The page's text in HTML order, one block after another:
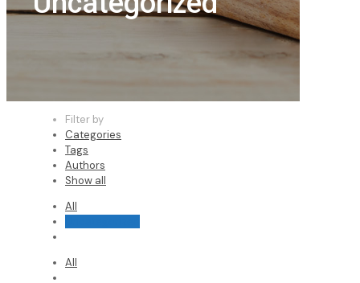
Filter by
Categories
Tags
Authors
Show all
All
All